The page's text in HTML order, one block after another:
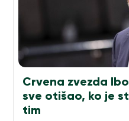
Crvena zvezda
sve otišao, ko je
tim